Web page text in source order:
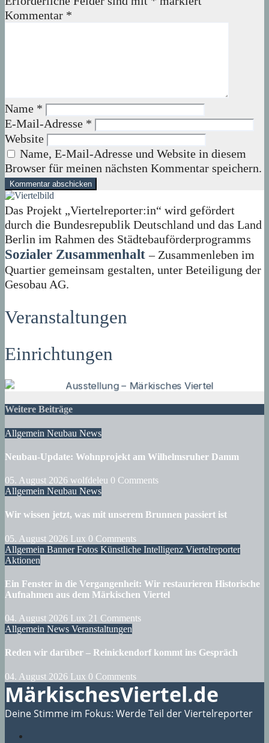
Kommentar *
Name *
E-Mail-Adresse *
Website
Name, E-Mail-Adresse und Website in diesem
Browser für meinen nächsten Kommentar speichern.
Das Projekt „Viertelreporter:in“ wird gefördert
durch die Bundesrepublik Deutschland und das Land
Berlin im Rahmen des Städtebauförderprogramms
Sozialer Zusammenhalt – Zusammenleben im
Quartier gemeinsam gestalten, unter Beteiligung der
Gesobau AG.
Veranstaltungen
Einrichtungen
Weitere Beiträge
Allgemein Neubau News
Neubau-Update: Wohnprojekt am Wilhelmsruher Damm
05. August 2026 wolfdeleu 0 Comments
Allgemein Neubau News
Wir wissen jetzt, was mit unserem Brunnen passiert ist
05. August 2026 Lux 0 Comments
Allgemein BannerFotos Künstliche Intelligenz Viertelreporter
Aktionen
Ein Fenster in die Vergangenheit: Wir restaurieren Historische
Aufnahmen aus dem Märkischen Viertel
04. August 2026 Lux 21 Comments
Allgemein News Veranstaltungen
Reden wir darüber – Reinickendorf kommt ins Gespräch
04. August 2026 Lux 0 Comments
MärkischesViertel.de
Deine Stimme im Fokus: Werde Teil der Viertelreporter